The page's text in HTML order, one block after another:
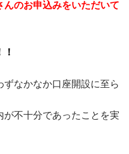
んのお申込みをいただいて
ずなかなか口座開設に至ら
不十分であったことを実